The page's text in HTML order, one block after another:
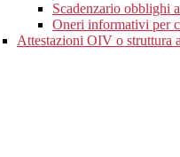
Scadenzario obblighi
Oneri informativi per
Attestazioni OIV o struttura